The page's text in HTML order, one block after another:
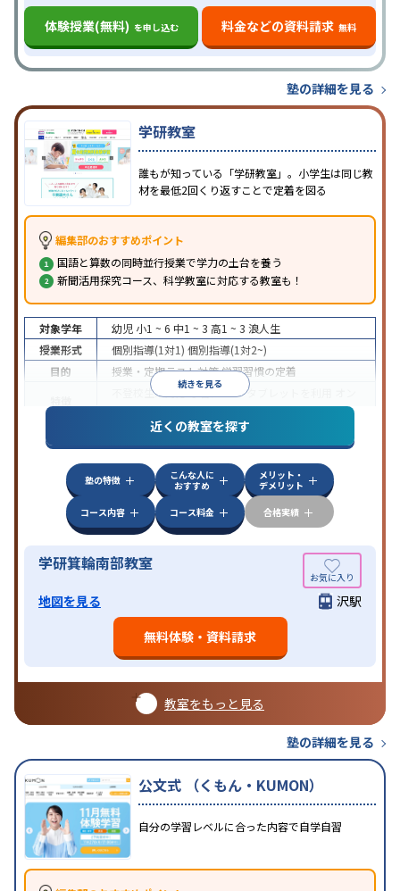
体験授業(無料) を申し込む 料金などの資料請求 無料
塾の詳細を見る
学研教室
誰もが知っている「学研教室」。小学生は同じ教
材を最低2回くり返すことで定着を図る
編集部のおすすめポイント
国語と算数の同時並行授業で学力の土台を養う
新聞活用探究コース、科学教室に対応する教室も！
続きを見る
対象学年 幼児 小1 ~ 6 中1 ~ 3 高1 ~ 3 浪人生
授業形式
個別指導(1対1) 個別指導(1対2~)
目的
授業・定期テスト対策学習習慣の定着
不登校生に対応学習にPC・タブレットを利用
ライン対応
近くの教室を探す
塾の特徴
こんな人に
おすすめ
メリット・
デメリット
コース内容
コース料金 合格実績
学研箕輪南部教室
地図を見る
沢駅
無料体験・資料請求
教室をもっと見る
塾の詳細を見る
公文式 （くもん・KUMON）
自分の学習レベルに合った内容で自学自習